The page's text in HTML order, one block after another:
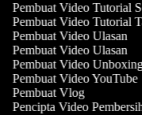
Pembuat Video Tutorial
Pembuat Video Tutorial
Pembuat Video Ulasan
Pembuat Video Ulasan
Pembuat Video Unboxing
Pembuat Video YouTube
Pembuat Vlog
Pencipta Video